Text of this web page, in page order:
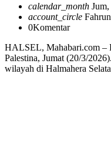
calendar_month
account_circle Fahrun
0Komentar
HALSEL, Mahabari.com –
Palestina, Jumat (20/3/
wilayah di Halmahera